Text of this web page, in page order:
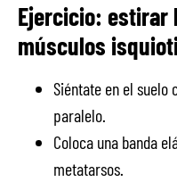
Ejercicio: estirar
músculos
Siéntate en el suelo
paralelo.
Coloca una banda
metatarsos.